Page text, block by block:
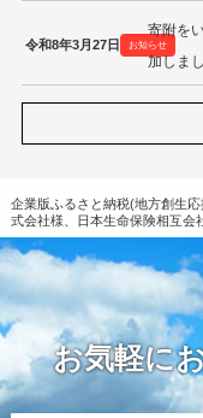
令和8年3月27日 お知らせ
寄附を
加しまし
企業版ふるさと納税(地方創生応
式会社様、日本生命保険相互会
お気軽に